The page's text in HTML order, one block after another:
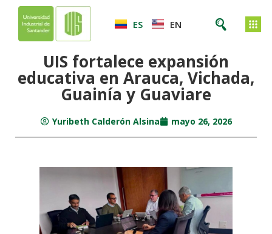
ES EN
UIS fortalece expansión
educativa en Arauca, Vichada,
Guainía y Guaviare
Yuribeth Calderón Alsina mayo 26, 2026